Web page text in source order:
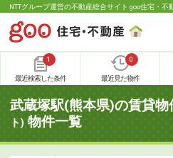
NTTグループ運営の不動産総合サイト goo住宅・不
1
最近検索した条件
0
最近見た物件
武蔵塚駅(熊本県)の賃貸物
ト) 物件一覧